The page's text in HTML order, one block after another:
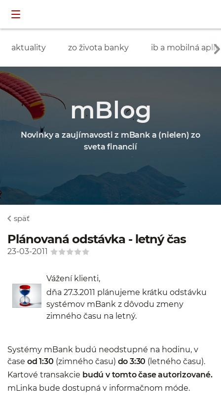
aktuality zo života banky ib a mobilná
mBlog
Novinky a zaujímavosti z mBank a (nielen) zo
sveta financií
späť
Plánovaná odstávka - letný čas
23-03-2011
Vážení klienti,
dňa 27.3.2011 plánujeme krátku odstávku
systémov mBank z dôvodu zmeny
zimného času na letný.
Systémy mBank budú neodstupné na hodinu, v
čase od 1:30 (zimného času) do 3:30 (letného času).
Kartové transakcie budú v tomto čase autorizované.
mLinka bude dostupná v informačnom móde.